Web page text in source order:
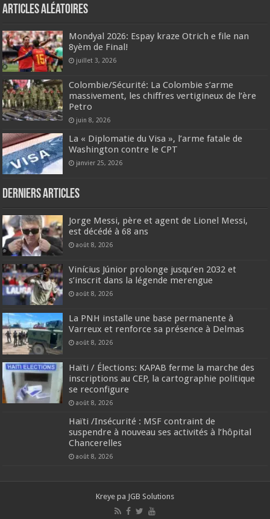
Articles aléatoires
Mondyal 2026: Espay kraze Otrich e file nan
8yèm de Final!
juillet 3, 2026
Colombie/Sécurité: La Colombie s’arme
massivement, les chiffres vertigineux de l’ère
Petro
juin 8, 2026
La « Diplomatie du Visa », l’arme fatale de
Washington contre le CPT
janvier 25, 2026
Derniers articles
Jorge Messi, père et agent de Lionel Messi,
est décédé à 68 ans
août 8, 2026
Vinícius Júnior prolonge jusqu’en 2032 et
s’inscrit dans la légende merengue
août 8, 2026
La PNH installe une base permanente à
Varreux et renforce sa présence à Delmas
août 8, 2026
Haïti / Élections: KAPAB ferme la marche des
inscriptions au CEP, la cartographie politique
se reconfigure
août 8, 2026
Haïti /Insécurité : MSF contraint de
suspendre à nouveau ses activités à l’hôpital
Chancerelles
août 8, 2026
Kreye pa JGB Solutions